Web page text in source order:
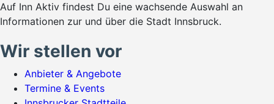
Auf Inn Aktiv findest Du eine wachsende Auswahl an
Informationen zur und über die Stadt Innsbruck.
Wir stellen vor
Anbieter & Angebote
Termine & Events